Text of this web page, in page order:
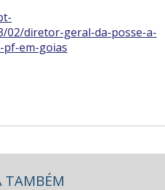
02/diretor-geral-da-posse-a-
pf-em-goias
TAMBÉM